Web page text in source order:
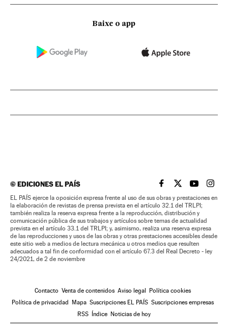
Baixe o app
©EDICIONES EL PAÍS EL PAÍS BRASIL EN
EL PAÍSEL PAÍS
EL
EL PAÍS ejerce la oposición expresa frente al uso de sus obras y prestaciones en
la elaboración de revistas de prensa prevista en el artículo 32.1 del TRLPI;
también realiza la reserva expresa frente a la reproducción, distribución y
comunicación pública de sus trabajos y artículos sobre temas de actualidad
prevista en el artículo 33.1 del TRLPI; y, asimismo, realiza una reserva expresa
de las reproducciones y usos de las obras y otras prestaciones accesibles desde
este sitio web a medios de lectura mecánica u otros medios que resulten
adecuados a tal fin de conformidad con el artículo 67.3 del Real Decreto - ley
24/2021, de 2 de noviembre
Contacto Venta de contenidos Aviso legal Política cookies
Política de privacidad Mapa Suscripciones EL PAÍS Suscripciones empresas
RSS Índice Noticias de hoy